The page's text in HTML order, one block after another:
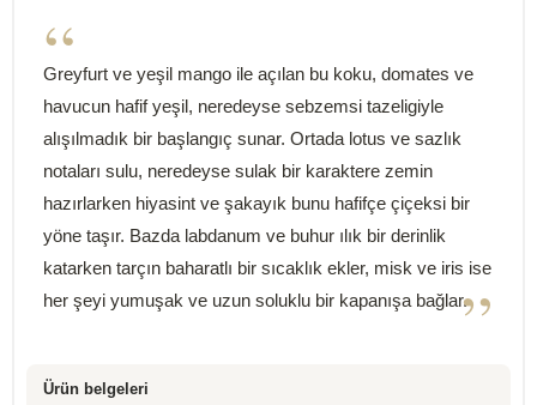
“
Greyfurt ve yeşil mango ile açılan bu koku, domates ve
havucun hafif yeşil, neredeyse sebzemsi tazeligiyle
alışılmadık bir başlangıç sunar. Ortada lotus ve sazlık
notaları sulu, neredeyse sulak bir karaktere zemin
hazırlarken hiyasint ve şakayık bunu hafifçe çiçeksi bir
yöne taşır. Bazda labdanum ve buhur ılık bir derinlik
katarken tarçın baharatlı bir sıcaklık ekler, misk ve iris ise
her şeyi yumuşak ve uzun soluklu bir kapanışa bağlar.”
Ürün belgeleri